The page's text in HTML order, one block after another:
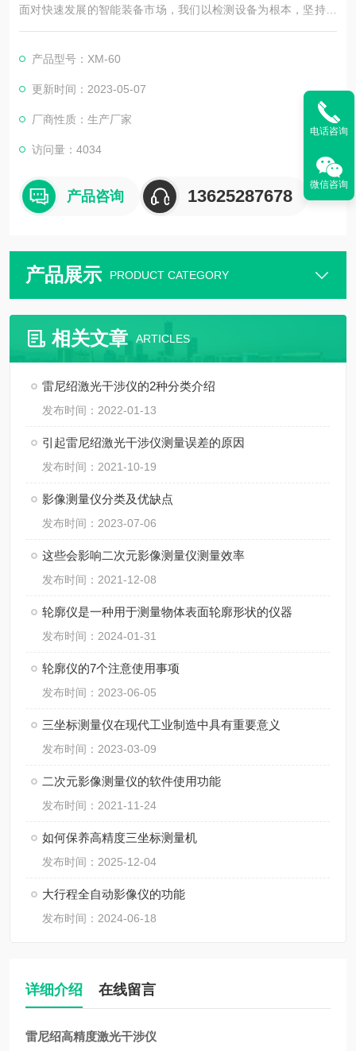
面对快速发展的智能装备市场，我们以检测设备为根本，坚持机
器视觉领域，以技术为主导。在实现工业智能中国梦的道路上前
产品型号：XM-60
更新时间：2023-05-07
厂商性质：生产厂家
访问量：4034
产品咨询 13625287678
产品展示 PRODUCT CATEGORY
相关文章 ARTICLES
雷尼绍激光干涉仪的2种分类介绍
发布时间：2022-01-13
引起雷尼绍激光干涉仪测量误差的原因
发布时间：2021-10-19
影像测量仪分类及优缺点
发布时间：2023-07-06
这些会影响二次元影像测量仪测量效率
发布时间：2021-12-08
轮廓仪是一种用于测量物体表面轮廓形状的仪器
发布时间：2024-01-31
轮廓仪的7个注意使用事项
发布时间：2023-06-05
三坐标测量仪在现代工业制造中具有重要意义
发布时间：2023-03-09
二次元影像测量仪的软件使用功能
发布时间：2021-11-24
如何保养高精度三坐标测量机
发布时间：2025-12-04
大行程全自动影像仪的功能
发布时间：2024-06-18
详细介绍 在线留言
雷尼绍高精度激光干涉仪
电话咨询
微信咨询